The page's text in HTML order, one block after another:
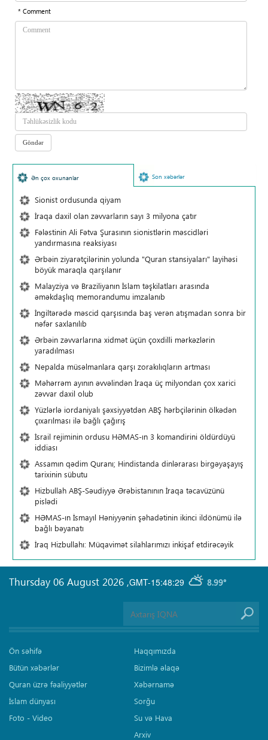
* Comment
Ən çox oxunanlar Son xəbərlər
Sionist ordusunda qiyam
İraqa daxil olan zəvvarların sayı 3 milyona çatır
Fələstinin Ali Fətva Şurasının sionistlərin məscidləri
yandırmasına reaksiyası
Ərbəin ziyarətçilərinin yolunda "Quran stansiyaları" layihəsi
böyük maraqla qarşılanır
Malayziya və Braziliyanın İslam təşkilatları arasında
əməkdaşlıq memorandumu imzalanıb
İngiltərədə məscid qarşısında baş verən atışmadan sonra bir
nəfər saxlanılıb
Ərbəin zəvvarlarına xidmət üçün çoxdilli mərkəzlərin
yaradılması
Nepalda müsəlmanlara qarşı zorakılıqların artması
Məhərrəm ayının əvvəlindən İraqa üç milyondan çox xarici
zəvvar daxil olub
Yüzlərlə iordaniyalı şəxsiyyətdən ABŞ hərbçilərinin ölkədən
çıxarılması ilə bağlı çağırış
İsrail rejiminin ordusu HƏMAS-ın 3 komandirini öldürdüyü
iddiası
Assamın qədim Quranı; Hindistanda dinlərarası birgəyaşayış
tarixinin sübutu
Hizbullah ABŞ-Səudiyyə Ərəbistanının İraqa təcavüzünü
pislədi
HƏMAS-ın İsmayıl Həniyyənin şəhadətinin ikinci ildönümü ilə
bağlı bəyanatı
İraq Hizbullahı: Müqavimət silahlarımızı inkişaf etdirəcəyik
GMT-15:48:29 8.99°
Thursday 06 August 2026 ,
Ön səhifə
Bütün xəbərlər
Quran üzrə fəaliyyətlər
İslam dünyası
Foto - Video
Haqqımızda
Bizimlə əlaqə
Xəbərnamə
Sorğu
Su və Hava
Arxiv